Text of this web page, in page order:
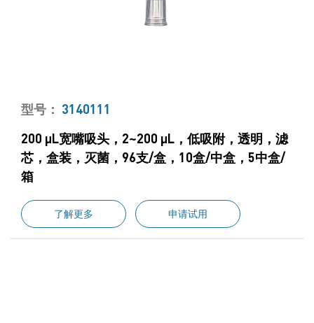
型号： 3140111
200 μL宽嘴吸头，2~200 μL，低吸附，透明，滤
芯，盒装，灭菌，96支/盒，10盒/中盒，5中盒/
箱
了解更多 申请试用